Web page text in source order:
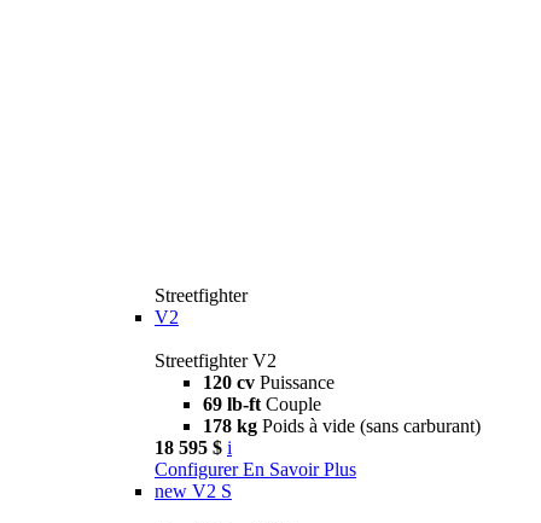
Streetfighter
V2
Streetfighter V2
120 cv Puissance
69 lb-ft Couple
178 kg Poids à vide (sans carburant)
18 595 $ i
Configurer En Savoir Plus
new V2 S